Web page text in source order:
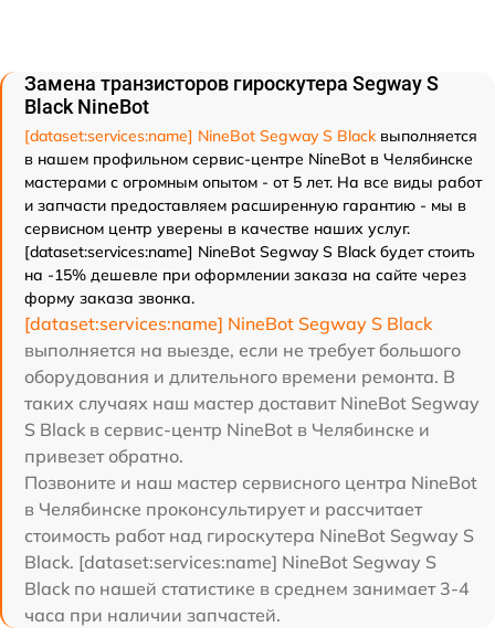
Замена транзисторов гироскутера Segway S
Black NineBot
[dataset:services:name] NineBot Segway S Blackвыполняется
в нашем профильном сервис-центре NineBot в Челябинске
мастерами с огромным опытом - от 5 лет. На все виды работ
и запчасти предоставляем расширенную гарантию - мы в
сервисном центр уверены в качестве наших услуг.
[dataset:services:name] NineBot Segway S Black будет стоить
на -15% дешевле при оформлении заказа на сайте через
форму заказа звонка.
[dataset:services:name] NineBot Segway S Black
выполняется на выезде, если не требует большого
оборудования и длительного времени ремонта. В
таких случаях наш мастер доставит NineBot Segway
S Black в сервис-центр NineBot в Челябинске и
привезет обратно.
Позвоните и наш мастер сервисного центра NineBot
в Челябинске проконсультирует и рассчитает
стоимость работ над гироскутера NineBot Segway S
Black. [dataset:services:name] NineBot Segway S
Black по нашей статистике в среднем занимает 3-4
часа при наличии запчастей.